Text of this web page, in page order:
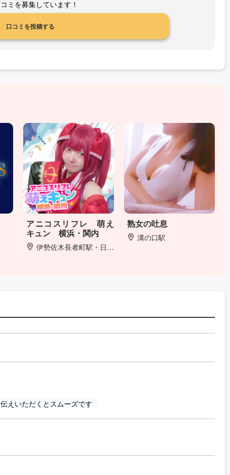
ミを募集しています！
口コミを投稿する
アニコスリフレ 萌え
キュン 横浜・関内
伊勢佐木長者町駅・日ノ出町駅 徒歩5分
熟女の吐息
溝の口駅
えいただくとスムーズです